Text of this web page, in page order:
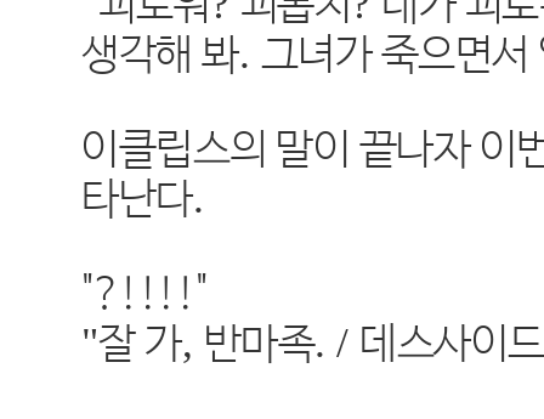
생각해 봐. 그녀가 죽으면
이클립스의 말이 끝나자 이
타난다.
"?!!!!"
"잘 가, 반마족. / 데스사이드